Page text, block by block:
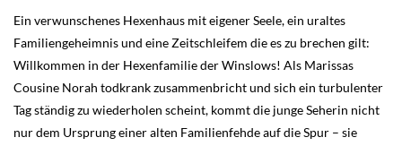
Ein verwunschenes Hexenhaus mit eigener Seele, ein uraltes
Familiengeheimnis und eine Zeitschleifem die es zu brechen gilt:
Willkommen in der Hexenfamilie der Winslows! Als Marissas
Cousine Norah todkrank zusammenbricht und sich ein turbulenter
Tag ständig zu wiederholen scheint, kommt die junge Seherin nicht
nur dem Ursprung einer alten Familienfehde auf die Spur – sie